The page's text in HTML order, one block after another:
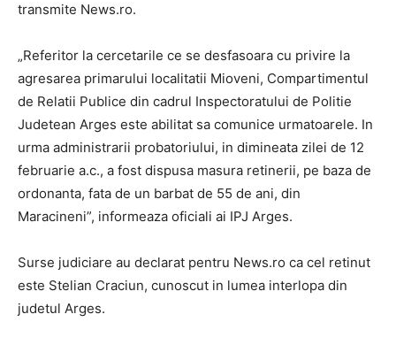
transmite News.ro.
„Referitor la cercetarile ce se desfasoara cu privire la
agresarea primarului localitatii Mioveni, Compartimentul
de Relatii Publice din cadrul Inspectoratului de Politie
Judetean Arges este abilitat sa comunice urmatoarele. In
urma administrarii probatoriului, in dimineata zilei de 12
februarie a.c., a fost dispusa masura retinerii, pe baza de
ordonanta, fata de un barbat de 55 de ani, din
Maracineni”, informeaza oficiali ai IPJ Arges.
Surse judiciare au declarat pentru News.ro ca cel retinut
este Stelian Craciun, cunoscut in lumea interlopa din
judetul Arges.